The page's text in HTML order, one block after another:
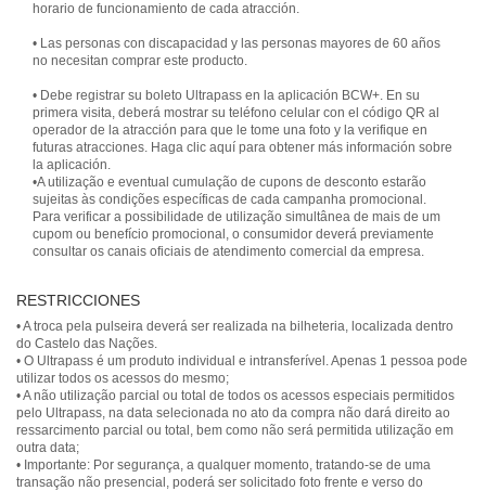
horario de funcionamiento de cada atracción.
• Las personas con discapacidad y las personas mayores de 60 años
no necesitan comprar este producto.
• Debe registrar su boleto Ultrapass en la aplicación BCW+. En su
primera visita, deberá mostrar su teléfono celular con el código QR al
operador de la atracción para que le tome una foto y la verifique en
futuras atracciones. Haga clic aquí para obtener más información sobre
la aplicación.
•A utilização e eventual cumulação de cupons de desconto estarão
sujeitas às condições específicas de cada campanha promocional.
Para verificar a possibilidade de utilização simultânea de mais de um
cupom ou benefício promocional, o consumidor deverá previamente
consultar os canais oficiais de atendimento comercial da empresa.
RESTRICCIONES
• A troca pela pulseira deverá ser realizada na bilheteria, localizada dentro
do Castelo das Nações.
• O Ultrapass é um produto individual e intransferível. Apenas 1 pessoa pode
utilizar todos os acessos do mesmo;
• A não utilização parcial ou total de todos os acessos especiais permitidos
pelo Ultrapass, na data selecionada no ato da compra não dará direito ao
ressarcimento parcial ou total, bem como não será permitida utilização em
outra data;
• Importante: Por segurança, a qualquer momento, tratando-se de uma
transação não presencial, poderá ser solicitado foto frente e verso do